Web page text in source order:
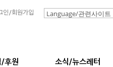
인/회원가입
/후원 소식/뉴스레터